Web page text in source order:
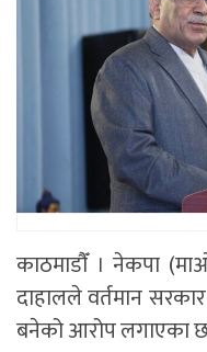
काठमाडाैँ । नेकपा
दाहालले वर्तमान
बनेको आरोप लगाएका